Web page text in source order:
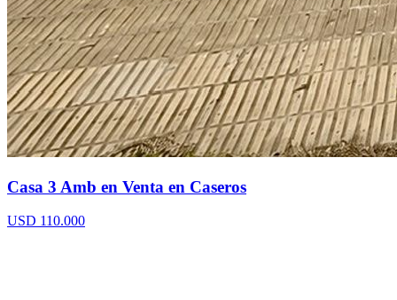
Casa 3 Amb en Venta en Caseros
USD 110.000